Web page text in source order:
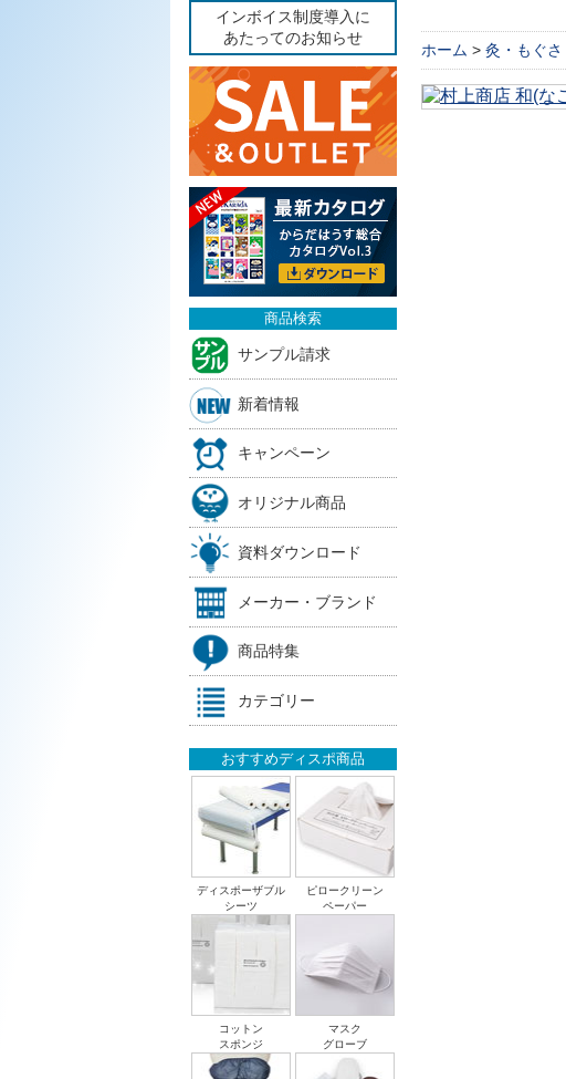
インボイス制度導入に
あたってのお知らせ
商品検索
サンプル請求
新着情報
キャンペーン
オリジナル商品
資料ダウンロード
メーカー・ブランド
商品特集
カテゴリー
おすすめディスポ商品
ディスポーザブル
シーツ
ピロークリーン
ペーパー
コットン
スポンジ
マスク
グローブ
ホーム > 灸・もぐさ